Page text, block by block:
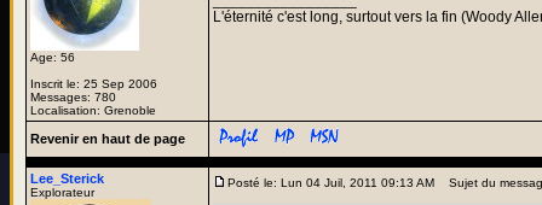
Age: 56
Inscrit le: 25 Sep 2006
Messages: 780
Localisation: Grenoble
L'éternité c'est long, surtout vers la fin (Woody
Revenir en haut de page
Lee_Sterick
Explorateur
Posté le: Lun 04 Juil, 2011 09:13 AM Sujet du